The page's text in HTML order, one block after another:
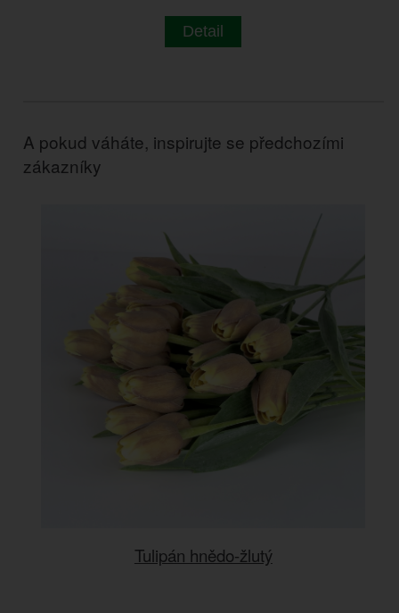
Detail
A pokud váháte, inspirujte se předchozími
zákazníky
Tulipán hnědo-žlutý